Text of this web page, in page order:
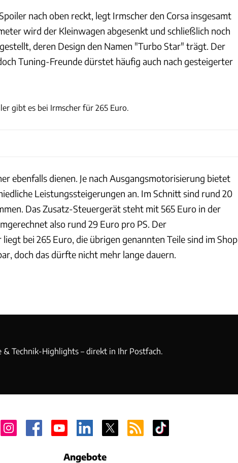
nach oben reckt, legt Irmscher den Corsa insgesamt
wird der Kleinwagen abgesenkt und schließlich noch
deren Design den Namen "Turbo Star" trägt. Der
Tuning-Freunde dürstet häufig auch nach gesteigerter
gibt es bei Irmscher für 265 Euro.
ebenfalls dienen. Je nach Ausgangsmotorisierung bietet
Leistungssteigerungen an. Im Schnitt sind rund 20
Das Zusatz-Steuergerät steht mit 565 Euro in der
also rund 29 Euro pro PS. Der
bei 265 Euro, die übrigen genannten Teile sind im Shop
doch das dürfte nicht mehr lange dauern.
& Technik-Highlights – direkt in Ihr Postfach.
Angebote